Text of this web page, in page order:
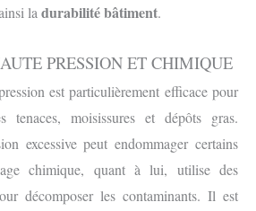
la durabilité bâtiment.
PRESSION ET CHIMIQUE
est particulièrement efficace pour
tenaces, moisissures et dépôts gras.
excessive peut endommager certains
chimique, quant à lui, utilise des
décomposer les contaminants. Il est